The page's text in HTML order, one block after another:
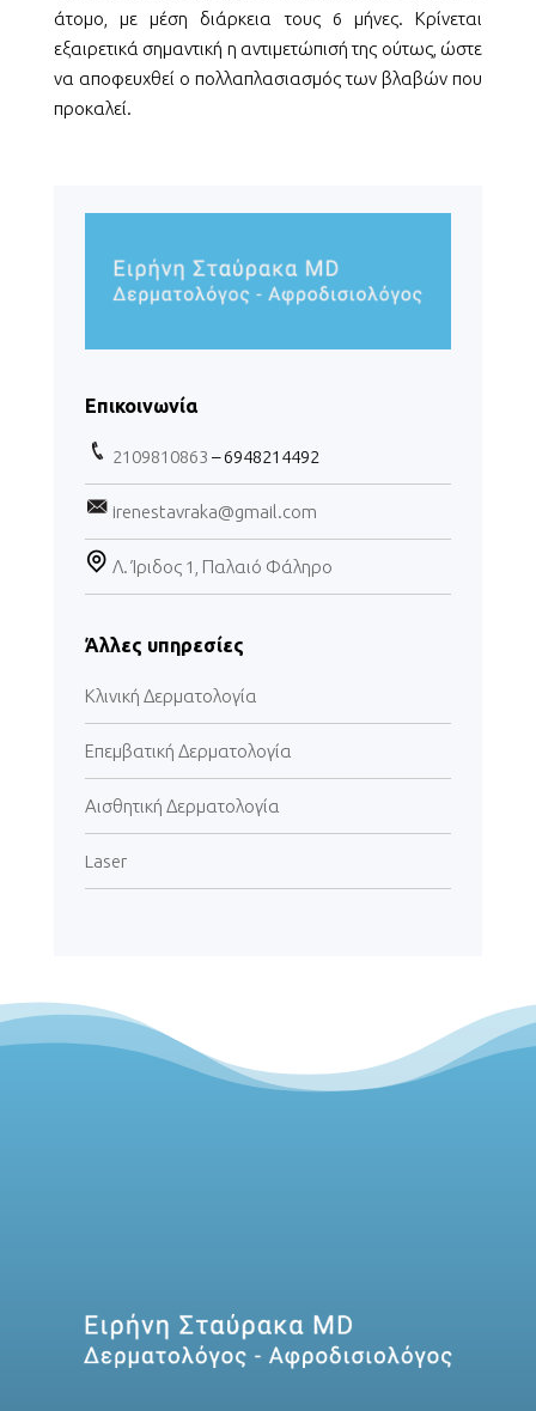
άτομο, με μέση διάρκεια τους 6 μήνες. Κρίνεται
εξαιρετικά σημαντική η αντιμετώπισή της ούτως, ώστε
να αποφευχθεί ο πολλαπλασιασμός των βλαβών που
προκαλεί.
Επικοινωνία
2109810863 – 6948214492
irenestavraka@gmail.com
Λ. Ίριδος 1, Παλαιό Φάληρο
Άλλες υπηρεσίες
Κλινική Δερματολογία
Επεμβατική Δερματολογία
Αισθητική Δερματολογία
Laser